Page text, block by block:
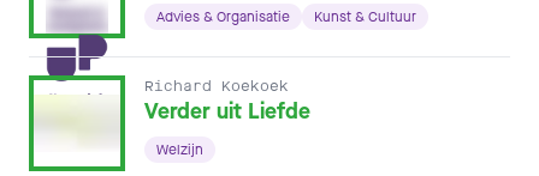
Advies & Organisatie Kunst & Cultuur
Richard Koekoek
Verder uit Liefde
Welzijn